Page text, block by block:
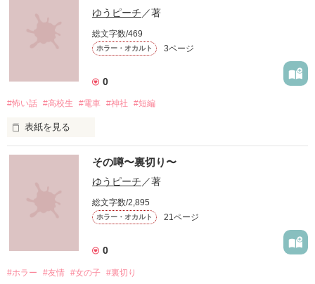
私の"友だち"とは、ただの【裏切り者】でしかない。
だから私はこのゲームを始める…皆、楽しんでくれるかな…叫
んでる顔、泣きわめいてる顔、狂った目…楽しみね♪
さぁ今からゲームの開幕よ!
あなたは生き残ることができるのかしら…フフフフッ
【死のバトルSTART】
作品を読む
作品を読む
ゆうピーチ ／著
総文字数/469
ホラー・オカルト 3ページ
0
#怖い話 #高校生 #電車 #神社 #短編
表紙を見る
未編集
作品を読む
その噂〜裏切り〜
ゆうピーチ／著
総文字数/2,895
ホラー・オカルト 21ページ
0
#ホラー #友情 #女の子 #裏切り